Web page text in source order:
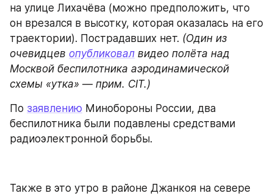
на улице Лихачёва (можно предположить, что
он врезался в высотку, которая оказалась на его
траектории). Пострадавших нет. (Один из
очевидцев опубликовал видео полёта над
Москвой беспилотника аэродинамической
схемы «утка» — прим. CIT.)
По заявлению Минобороны России, два
беспилотника были подавлены средствами
радиоэлектронной борьбы.
Также в это утро в районе Джанкоя на севере